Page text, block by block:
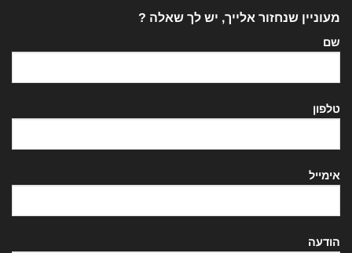
מעוניין שנחזור אלייך, יש לך שאלה ?
שם
טלפון
אימייל
הודעה